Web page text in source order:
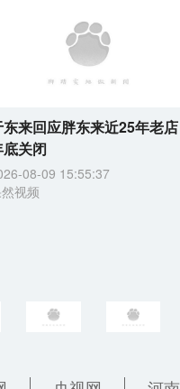
东来回应胖东来近25年老店
关闭
08-09 15:55:37
视频